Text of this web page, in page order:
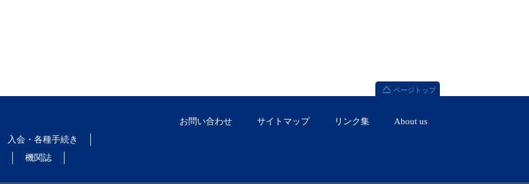
ページトップ
入会・各種手続き
機関誌
お問い合わせ サイトマップ リンク集 About us